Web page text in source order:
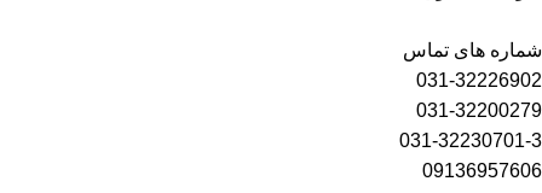
شماره های تماس
031-32226902
031-32200279
031-32230701-3
09136957606